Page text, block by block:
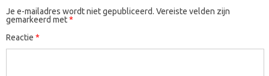
Je e-mailadres wordt niet gepubliceerd. Vereiste velden zijn
gemarkeerd met*
Reactie *